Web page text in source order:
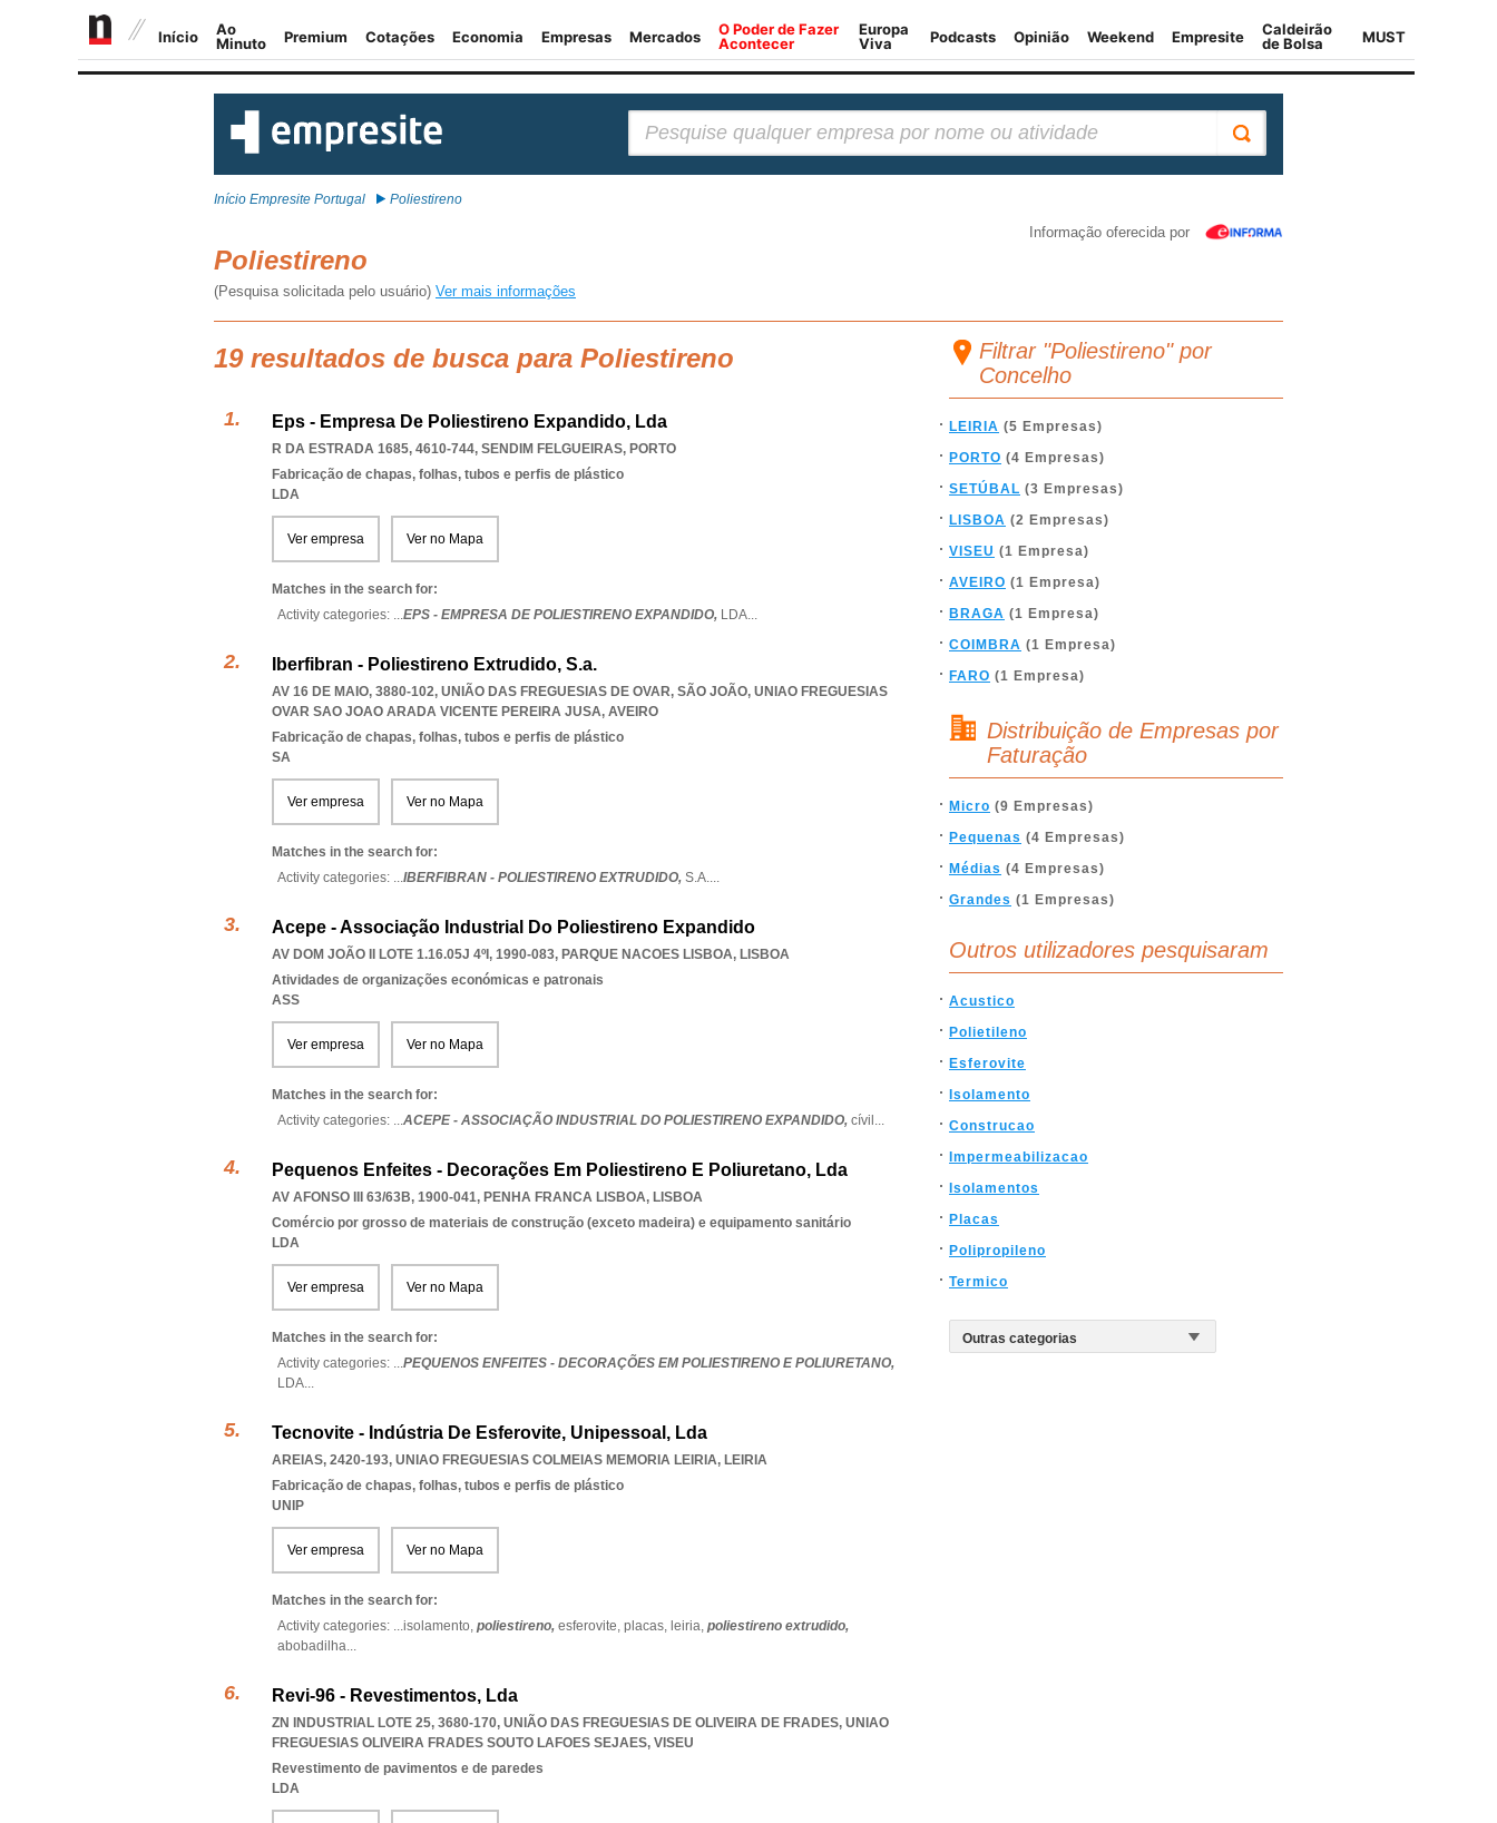
Início Empresite Portugal Poliestireno
Informação oferecida por
Poliestireno
(Pesquisa solicitada pelo usuário) Ver mais informações
19 resultados de busca para Poliestireno
Eps - Empresa De Poliestireno Expandido, Lda
R DA ESTRADA 1685, 4610-744, SENDIM FELGUEIRAS, PORTO
Fabricação de chapas, folhas, tubos e perfis de plástico
LDA
Ver empresa Ver no Mapa
Matches in the search for:
Activity categories: ...EPS - EMPRESA DE POLIESTIRENO EXPANDIDO, LDA...
Iberfibran - Poliestireno Extrudido, S.a.
AV 16 DE MAIO, 3880-102, UNIÃO DAS FREGUESIAS DE OVAR, SÃO JOÃO, UNIAO FREGUESIAS
OVAR SAO JOAO ARADA VICENTE PEREIRA JUSA, AVEIRO
Fabricação de chapas, folhas, tubos e perfis de plástico
SA
Ver empresa Ver no Mapa
Matches in the search for:
Activity categories: ...IBERFIBRAN - POLIESTIRENO EXTRUDIDO, S.A....
Acepe - Associação Industrial Do Poliestireno Expandido
AV DOM JOÃO II LOTE 1.16.05J 4ºI, 1990-083, PARQUE NACOES LISBOA, LISBOA
Atividades de organizações económicas e patronais
ASS
Ver empresa Ver no Mapa
Matches in the search for:
Activity categories: ...ACEPE - ASSOCIAÇÃO INDUSTRIAL DO POLIESTIRENO EXPANDIDO, cívil ...
Pequenos Enfeites - Decorações Em Poliestireno E Poliuretano, Lda
AV AFONSO III 63/63B, 1900-041, PENHA FRANCA LISBOA, LISBOA
Comércio por grosso de materiais de construção (exceto madeira) e equipamento sanitário
LDA
Ver empresa Ver no Mapa
Matches in the search for:
Activity categories: ...PEQUENOS ENFEITES - DECORAÇÕES EM POLIESTIRENO E POLIURETANO,
LDA...
Tecnovite - Indústria De Esferovite, Unipessoal, Lda
AREIAS, 2420-193, UNIAO FREGUESIAS COLMEIAS MEMORIA LEIRIA, LEIRIA
Fabricação de chapas, folhas, tubos e perfis de plástico
UNIP
Ver empresa Ver no Mapa
Matches in the search for:
Activity categories: ...isolamento, poliestireno, esferovite, placas, leiria, poliestireno extrudido,
abobadilha...
Revi-96 - Revestimentos, Lda
ZN INDUSTRIAL LOTE 25, 3680-170, UNIÃO DAS FREGUESIAS DE OLIVEIRA DE FRADES, UNIAO
FREGUESIAS OLIVEIRA FRADES SOUTO LAFOES SEJAES, VISEU
Revestimento de pavimentos e de paredes
LDA
Filtrar "Poliestireno" por
Concelho
LEIRIA (5 Empresas)
PORTO (4 Empresas)
SETÚBAL (3 Empresas)
LISBOA (2 Empresas)
VISEU (1 Empresa)
AVEIRO (1 Empresa)
BRAGA (1 Empresa)
COIMBRA (1 Empresa)
FARO (1 Empresa)
Distribuição de Empresas por
Faturação
Micro (9 Empresas)
Pequenas (4 Empresas)
Médias (4 Empresas)
Grandes (1 Empresas)
Outros utilizadores pesquisaram
Acustico
Polietileno
Esferovite
Isolamento
Construcao
Impermeabilizacao
Isolamentos
Placas
Polipropileno
Termico